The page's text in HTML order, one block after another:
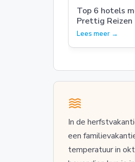
Top 6 hotels
Prettig Reizen
Lees meer →
In de
een
temperatuur in